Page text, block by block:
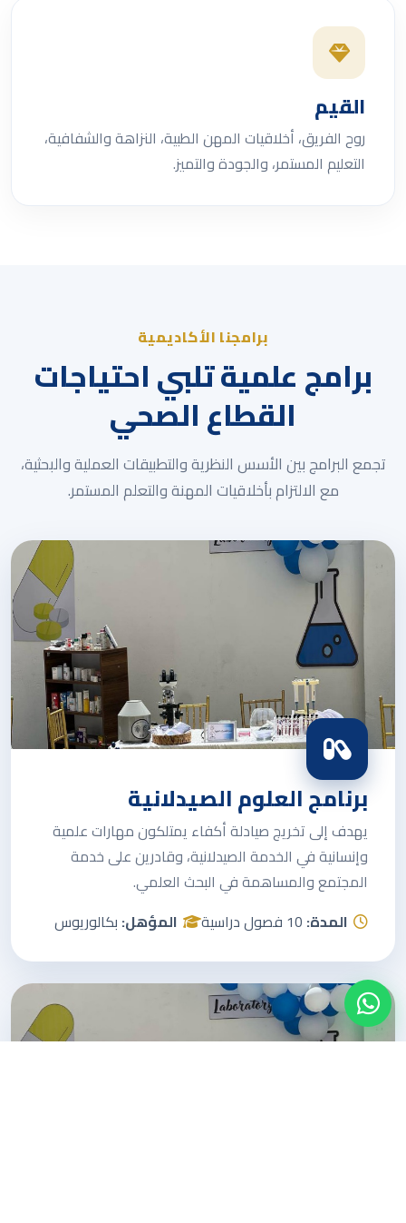
القيم
روح الفريق، أخلاقيات المهن الطبية، النزاهة والشفافية،
التعليم المستمر، والجودة والتميز.
برامجنا الأكاديمية
برامج علمية تلبي احتياجات
القطاع الصحي
تجمع البرامج بين الأسس النظرية والتطبيقات العملية والبحثية،
مع الالتزام بأخلاقيات المهنة والتعلم المستمر.
برنامج العلوم الصيدلانية
يهدف إلى تخريج صيادلة أكفاء يمتلكون مهارات علمية
وإنسانية في الخدمة الصيدلانية، وقادرين على خدمة
المجتمع والمساهمة في البحث العلمي.
المدة:10 فصول دراسية المؤهل:بكالوريوس